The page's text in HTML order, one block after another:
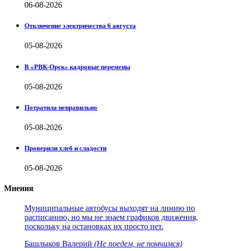
06-08-2026
Отключение электричества 6 августа
05-08-2026
В «РВК-Орск» кадровые перемены
05-08-2026
Потратила неправильно
05-08-2026
Проверили хлеб и сладости
05-08-2026
Мнения
Муниципальные автобусы выходят на линию по
расписанию, но мы не знаем графиков движения,
поскольку на остановках их просто нет.
Башлыков Валерий (Не поедем, не помчимся)